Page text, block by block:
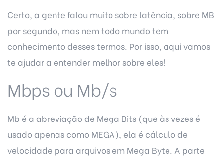
Certo, a gente falou muito sobre latência, sobre MB
por segundo, mas nem todo mundo tem
conhecimento desses termos. Por isso, aqui vamos
te ajudar a entender melhor sobre eles!
Mbps ou Mb/s
Mb é a abreviação de Mega Bits (que às vezes é
usado apenas como MEGA), ela é cálculo de
velocidade para arquivos em Mega Byte. A parte